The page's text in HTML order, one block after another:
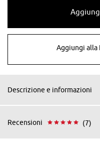
Aggiungi alla
Descrizione e informazioni
Recensioni (7)